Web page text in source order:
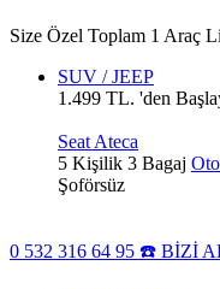
Size Özel Toplam 1 Araç
SUV / JEEP
1.499 TL. 'den
Seat Ateca
5 Kişilik 3 Bagaj
Şoförsüz
0 532 316 64 95 ☎️ BİZİ